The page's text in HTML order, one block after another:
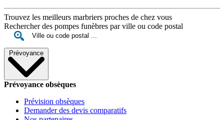
Trouvez les meilleurs marbriers proches de chez vous
Rechercher des pompes funèbres par ville ou code postal
Prévoyance
Prévoyance obsèques
Prévision obsèques
Demander des devis comparatifs